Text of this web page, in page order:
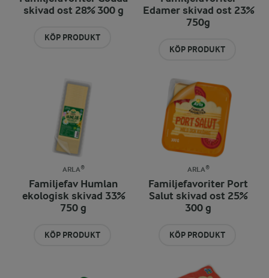
skivad ost 28% 300 g
KÖP PRODUKT
Edamer skivad ost 23%
750g
KÖP PRODUKT
ARLA®
Familjefav Humlan
ekologisk skivad 33%
750 g
KÖP PRODUKT
ARLA®
Familjefavoriter Port
Salut skivad ost 25%
300 g
KÖP PRODUKT